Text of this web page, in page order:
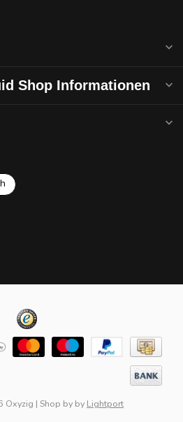
Shop Informationen
Oxyzig | Shop by by Lightport